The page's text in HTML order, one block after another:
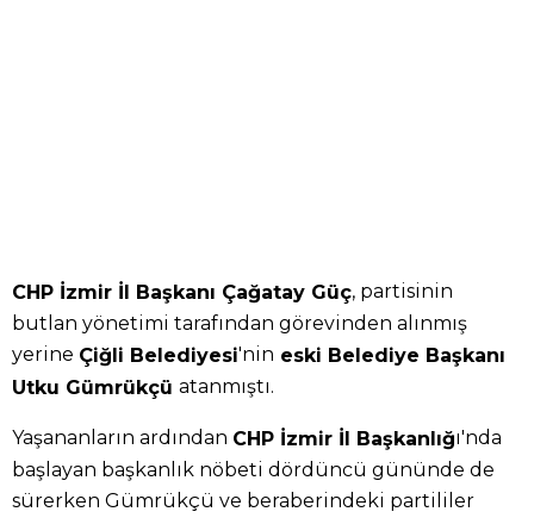
CHP İzmir İl Başkanı Çağatay Güç, partisinin
butlan yönetimi tarafından görevinden alınmış
yerine Çiğli Belediyesi'nin eski Belediye Başkanı
Utku Gümrükçü atanmıştı.
Yaşananların ardından CHP İzmir İl Başkanlığı'nda
başlayan başkanlık nöbeti dördüncü gününde de
sürerken Gümrükçü ve beraberindeki partililer